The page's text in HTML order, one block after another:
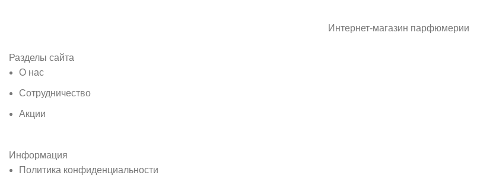
Интернет-магазин парфюмерии
Разделы сайта
О нас
Сотрудничество
Акции
Информация
Политика конфиденциальности